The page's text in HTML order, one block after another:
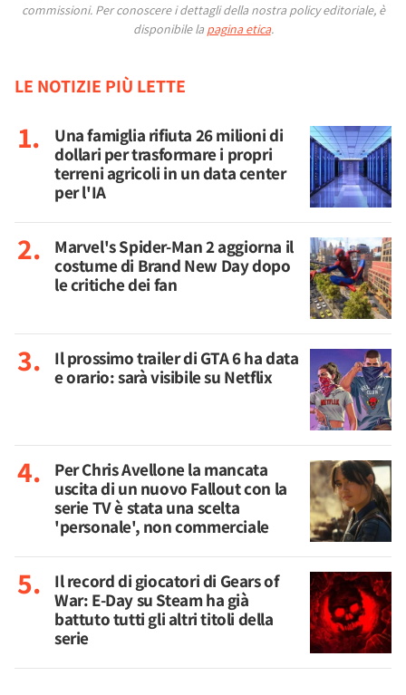
commissioni. Per conoscere i dettagli della nostra policy editoriale, è
disponibile la pagina etica.
LE NOTIZIE PIÙ LETTE
Una famiglia rifiuta 26 milioni di
dollari per trasformare i propri
terreni agricoli in un data center
per l'IA
Marvel's Spider-Man 2 aggiorna il
costume di Brand New Day dopo
le critiche dei fan
Il prossimo trailer di GTA 6 ha data
e orario: sarà visibile su Netflix
Per Chris Avellone la mancata
uscita di un nuovo Fallout con la
serie TV è stata una scelta
'personale', non commerciale
Il record di giocatori di Gears of
War: E-Day su Steam ha già
battuto tutti gli altri titoli della
serie